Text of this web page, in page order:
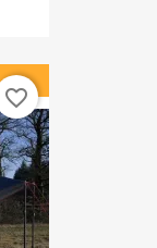
favorite_border